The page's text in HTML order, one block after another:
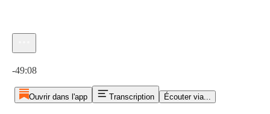
-49:08
Ouvrir dans l'app Transcription Écouter via...